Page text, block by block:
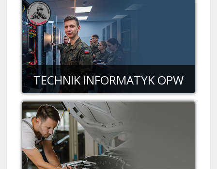
TECHNIK INFORMATYK OPW